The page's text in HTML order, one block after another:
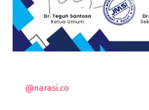
@narasi.co